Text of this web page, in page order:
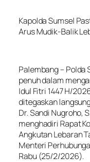
Kapolda Sumsel
Arus Mudik-Balik
Palembang – Polda
penuh dalam
Idul Fitri 1447 H/
ditegaskan
Dr. Sandi Nugroho,
menghadiri Rapat
Angkutan Lebaran
Menteri
Rabu (25/2/2026).